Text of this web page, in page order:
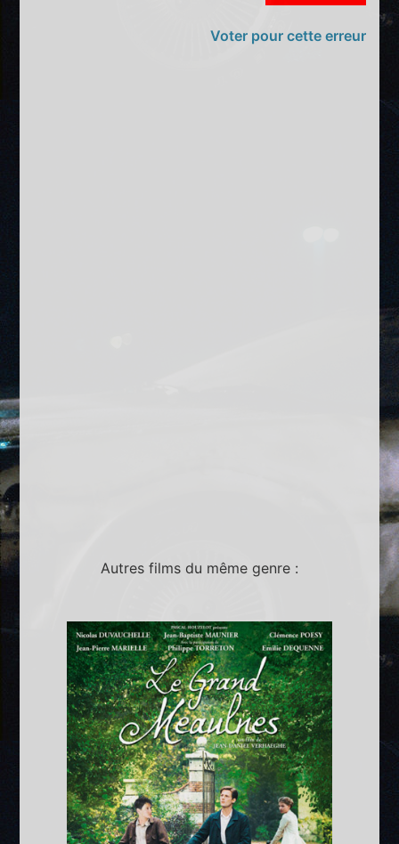
Voter pour cette erreur
Autres films du même genre :